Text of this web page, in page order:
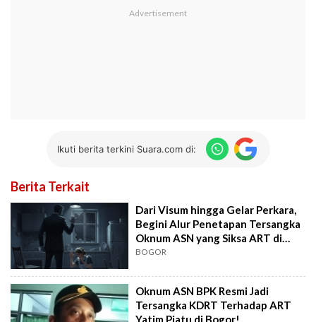
Ikuti berita terkini Suara.com di:
Berita Terkait
Dari Visum hingga Gelar Perkara,
Begini Alur Penetapan Tersangka
Oknum ASN yang Siksa ART di
Bogor
BOGOR
Oknum ASN BPK Resmi Jadi
Tersangka KDRT Terhadap ART
Yatim Piatu di Bogor!